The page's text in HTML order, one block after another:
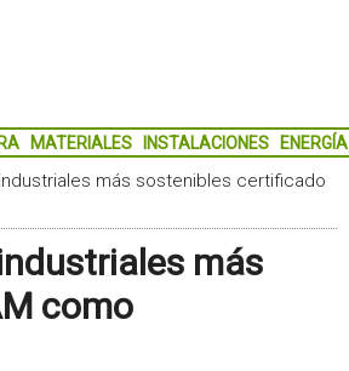
MATERIALES INSTALACIONES ENERGÍA
más sostenibles certificado
más
como